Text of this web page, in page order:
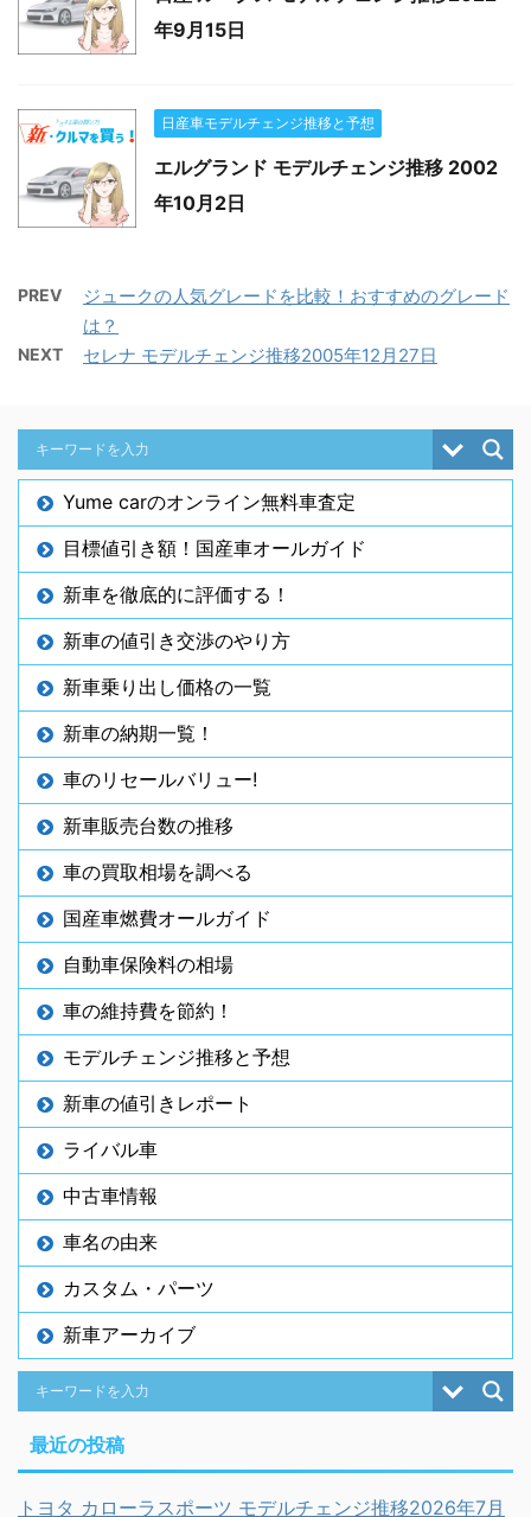
年9月15日
日産車モデルチェンジ推移と予想
エルグランド モデルチェンジ推移 2002
年10月2日
PREV
ジュークの人気グレードを比較！おすすめのグレード
は？
NEXT セレナ モデルチェンジ推移2005年12月27日
Yume carのオンライン無料車査定
目標値引き額！国産車オールガイド
新車を徹底的に評価する！
新車の値引き交渉のやり方
新車乗り出し価格の一覧
新車の納期一覧！
車のリセールバリュー!
新車販売台数の推移
車の買取相場を調べる
国産車燃費オールガイド
自動車保険料の相場
車の維持費を節約！
モデルチェンジ推移と予想
新車の値引きレポート
ライバル車
中古車情報
車名の由来
カスタム・パーツ
新車アーカイブ
最近の投稿
トヨタ カローラスポーツ モデルチェンジ推移2026年7月